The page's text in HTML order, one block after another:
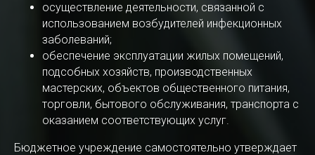
осуществление деятельности, связанной с
использованием возбудителей инфекционных
заболеваний;
обеспечение эксплуатации жилых помещений,
подсобных хозяйств, производственных
мастерских, объектов общественного питания,
торговли, бытового обслуживания, транспорта с
оказанием соответствующих услуг.
Бюджетное учреждение самостоятельно утверждает